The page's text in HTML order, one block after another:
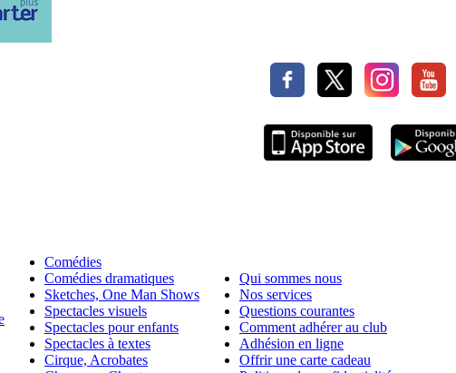
Comédies
Comédies dramatiques
Sketches, One Man Shows
Spectacles visuels
Spectacles pour enfants
Spectacles à textes
Cirque, Acrobates
Qui sommes nous
Nos services
Questions courantes
Comment adhérer au club
Adhésion en ligne
Offrir une carte cadeau